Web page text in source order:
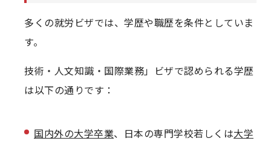
多くの就労ビザでは、学歴や職歴を条件としていま
す。
技術・人文知識・国際業務」ビザで認められる学歴
は以下の通りです：
国内外の大学卒業、日本の専門学校若しくは大学